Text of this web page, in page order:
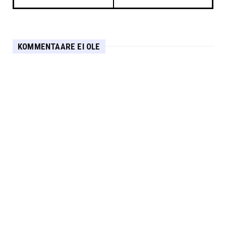
KOMMENTAARE EI OLE